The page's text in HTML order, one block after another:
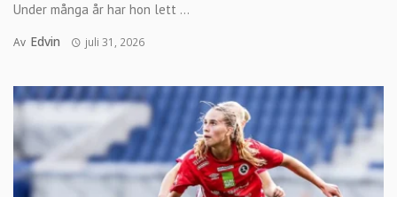
Under många år har hon lett ...
Av Edvin juli 31, 2026